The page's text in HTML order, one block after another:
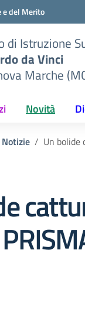
del Merito
di Istruzione
da Vinci
Marche
Novità
Notizie Un bolide